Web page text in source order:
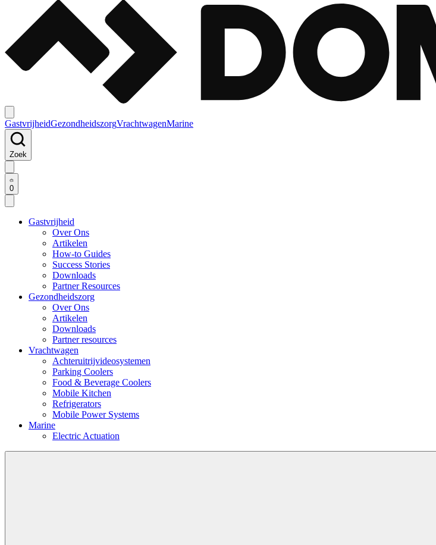
GastvrijheidGezondheidszorgVrachtwagenMarine
Zoek
0
Gastvrijheid
Over Ons
Artikelen
How-to Guides
Success Stories
Downloads
Partner Resources
Gezondheidszorg
Over Ons
Artikelen
Downloads
Partner resources
Vrachtwagen
Achteruitrijvideosystemen
Parking Coolers
Food & Beverage Coolers
Mobile Kitchen
Refrigerators
Mobile Power Systems
Marine
Electric Actuation